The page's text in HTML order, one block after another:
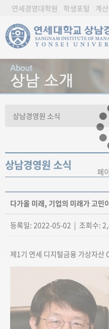
연세경영대학원 학생포털 계
상남경영원 소식
다가올 미래, 기업의 미래가 고민
등록일: 2022-05-02 | 조회수:
제1기 연세 디지털금융 가상자산
페